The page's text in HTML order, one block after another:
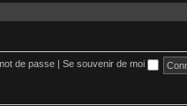
de passe Se souvenir de moi